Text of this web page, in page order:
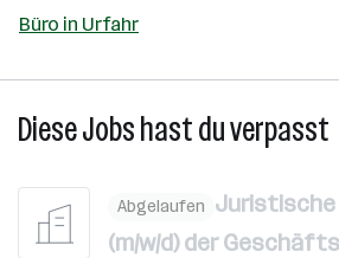
Büro in Urfahr
Diese Jobs hast du verpasst
Abgelaufen
(m/w/d) der